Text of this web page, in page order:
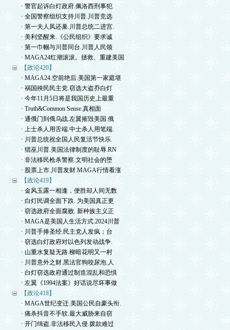
· 警官起诉白灯政府.佩洛西刑事犯
· 全国警察组织支持川普.川普竞选
· 第一夫人凤还巢.川普总统二进宫.
· 美利坚醒来.《公民组织》要求诚
· 第一巾帼与川普同台.川普人民领
· MAGA24红潮滚滚。拯救、重建美国
【政论420】
· MAGA24.空前绝后.美国第一家庭堪
· 祸国殃民民主党.窃选大盗乔白灯
· 今年11月5日将是我国历史上最重
· Truth&Common Sense.真相面
· 通俄门到俄乌战.左翼摧毁美国.俄
· 上士杀人用舌端.中士杀人用笔端.
· 川普总统祝全国人民复活节快乐.
· 猎巫川普.美国法律制度的耻辱.RN
· 非法移民枪杀警察.文明社会的堕
· 股票上市.川普发财.MAGA行情看涨
【政论419】
· 金风玉露一相逢，便胜却人间无数
· 白灯民调全面下跌. 为美国真正更
· 窃选政府全面腐败. 新种族主义正
· MAGA是美国人生活方式.2024川普
· 川普手捧圣经.民主党人发疯；台
· 窃选白灯政府对以色列发动战争.
· 山重水复疑无路.柳暗花明又一村
· 川普意外之财.黑法官狗咬尿泡.人
· 白灯窃选政府通过制造混乱和恐惧
· 左翼《1994法案》好话说尽坏事做
【政论418】
· MAGA世纪变迁.美国公民自豪头衔.
· 痛杀抖音不手软.最大威胁来自窃
· 开门缉盗.非法移民入侵.拨款难过